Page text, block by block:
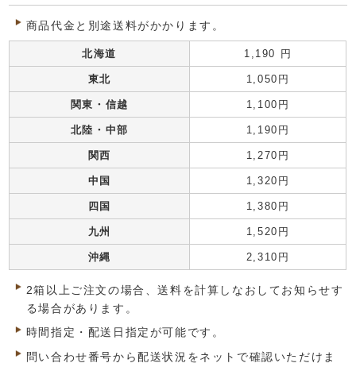
商品代金と別途送料がかかります。
北海道 1,190 円
東北 1,050円
関東・信越 1,100円
北陸・中部 1,190円
関西 1,270円
中国 1,320円
四国 1,380円
九州 1,520円
沖縄 2,310円
2箱以上ご注文の場合、送料を計算しなおしてお知らせす
る場合があります。
時間指定・配送日指定が可能です。
問い合わせ番号から配送状況をネットで確認いただけま